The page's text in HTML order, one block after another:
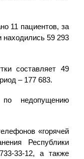
11 пациентов, за
находились 59 293
составляет 49
– 177 683.
недопущению
«горячей
Республики
33-12, а также